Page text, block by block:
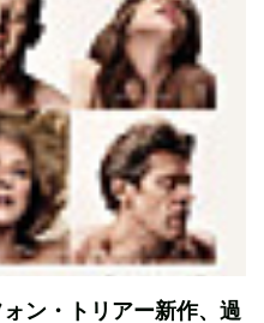
ン・トリアー新作、過